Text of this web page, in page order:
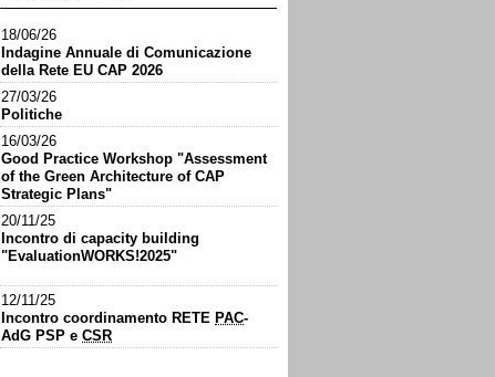
18/06/26
Indagine Annuale di Comunicazione
della Rete EU CAP 2026
27/03/26
Politiche
16/03/26
Good Practice Workshop "Assessment
of the Green Architecture of CAP
Strategic Plans"
20/11/25
Incontro di capacity building
"EvaluationWORKS!2025"
12/11/25
Incontro coordinamento RETE PAC-
AdG PSP e CSR